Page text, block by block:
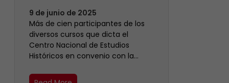
9 de junio de 2025
Más de cien participantes de los
diversos cursos que dicta el
Centro Nacional de Estudios
Históricos en convenio con la…